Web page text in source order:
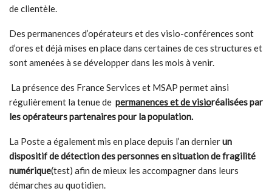
de clientèle.
Des permanences d’opérateurs et des visio-conférences sont
d’ores et déjà mises en place dans certaines de ces structures et
sont amenées à se développer dans les mois à venir.
La présence des France Services et MSAP permet ainsi
régulièrement la tenue de permanences et de visioréalisées par
les opérateurs partenaires pour la population.
La Poste a également mis en place depuis l’an dernierun
dispositif de détection des personnes en situation de fragilité
numérique(test) afin de mieux les accompagner dans leurs
démarches au quotidien.